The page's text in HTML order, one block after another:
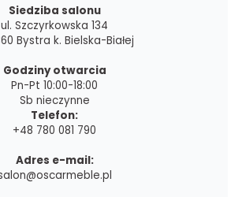
Siedziba salonu
ul. Szczyrkowska 134
Bystra k. Bielska-Białej
Godziny otwarcia
Pn-Pt 10:00-18:00
Sb nieczynne
Telefon:
+48 780 081 790
Adres e-mail: